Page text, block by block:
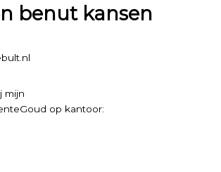
benut kansen
mijn
op kantoor: